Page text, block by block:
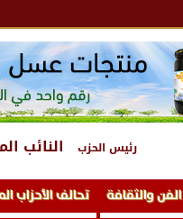
رئيس الحزب النائب
الفن والثقافة تحالف الأحزاب